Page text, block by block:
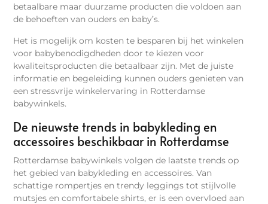
betaalbare maar duurzame producten die voldoen aan
de behoeften van ouders en baby’s.
Het is mogelijk om kosten te besparen bij het winkelen
voor babybenodigdheden door te kiezen voor
kwaliteitsproducten die betaalbaar zijn. Met de juiste
informatie en begeleiding kunnen ouders genieten van
een stressvrije winkelervaring in Rotterdamse
babywinkels.
De nieuwste trends in babykleding en
accessoires beschikbaar in Rotterdamse
Rotterdamse babywinkels volgen de laatste trends op
het gebied van babykleding en accessoires. Van
schattige rompertjes en trendy leggings tot stijlvolle
mutsjes en comfortabele shirts, er is een overvloed aan